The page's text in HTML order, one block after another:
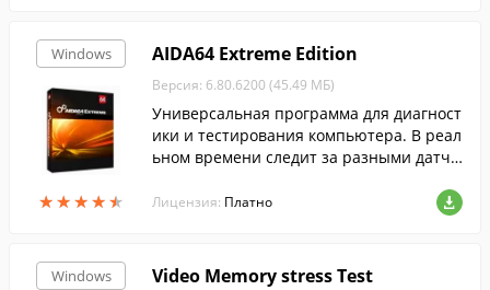
Windows
★★★★★
★★★★★
AIDA64 Extreme Edition
Версия: 6.80.6200 (45.49 МБ)
Универсальная программа для диагност
ики и тестирования компьютера. В реал
ьном времени следит за разными датчи
показания на экран.
Лицензия: Платно
Windows Video Memory stress Test